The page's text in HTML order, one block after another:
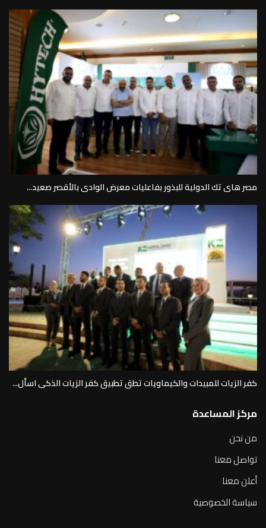
مصر هاى تك الدولية للبذور بفاعليات معرض الوادى بالأقصر صعيد...
كفر الزيات للمبيدات والكيماويات تطق تطبيق كفر الزيات الذكى اسأل...
مركز المساعدة
من نحن
تواصل معنا
أعلن معنا
سياسة الخصوصية